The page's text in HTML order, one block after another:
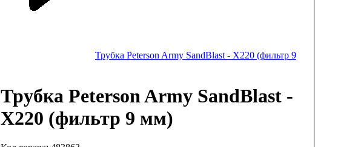
Трубка Peterson Army SandBlast - X220 (фильтр 9
Трубка Peterson Army SandBlast -
X220 (фильтр 9 мм)